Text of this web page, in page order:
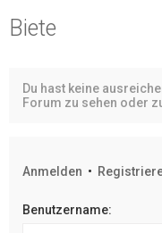
Biete
Du hast keine
Forum zu sehen oder
Anmelden •
Benutzername: